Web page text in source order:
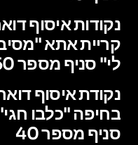
נקודות איסוף
קריית אתא
לי" סניף מספר 50
נקודת איסוף
בחיפה "כלבו
סניף מספר 40